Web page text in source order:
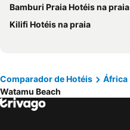
Bamburi Praia Hotéis na praia
Kilifi Hotéis na praia
Comparador de Hotéis África
Watamu Beach